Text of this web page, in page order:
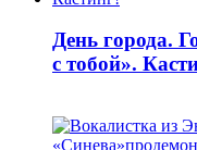
День города.
с тобой».